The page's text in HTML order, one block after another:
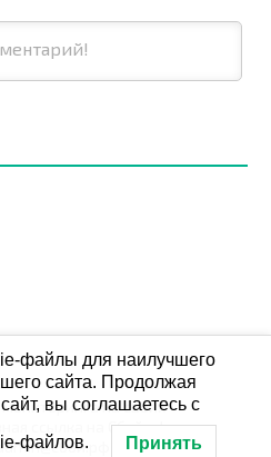
на своих
ссылка на Сбой.рф
файлы для наилучшего
сайта. Продолжая
вы соглашаетесь с
файлов. Принять